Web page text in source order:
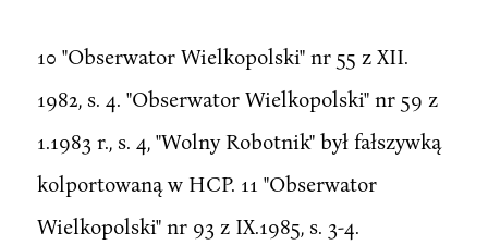
10 "Obserwator Wielkopolski" nr 55 z XII.
1982, s. 4. "Obserwator Wielkopolski" nr 59 z
1.1983 r., s. 4, "Wolny Robotnik" był fałszywką
kolportowaną w HCP. 11 "Obserwator
Wielkopolski" nr 93 z IX.1985, s. 3-4.